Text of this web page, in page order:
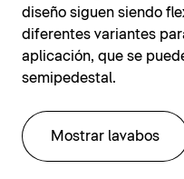
diseño siguen siendo
diferentes variantes
aplicación, que se
semipedestal.
Mostrar lavabos